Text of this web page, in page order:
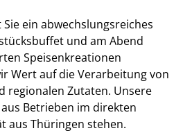
ein abwechslungsreiches
und am Abend
Speisenkreationen
Wert auf die Verarbeitung von
regionalen Zutaten. Unsere
Betrieben im direkten
aus Thüringen stehen.